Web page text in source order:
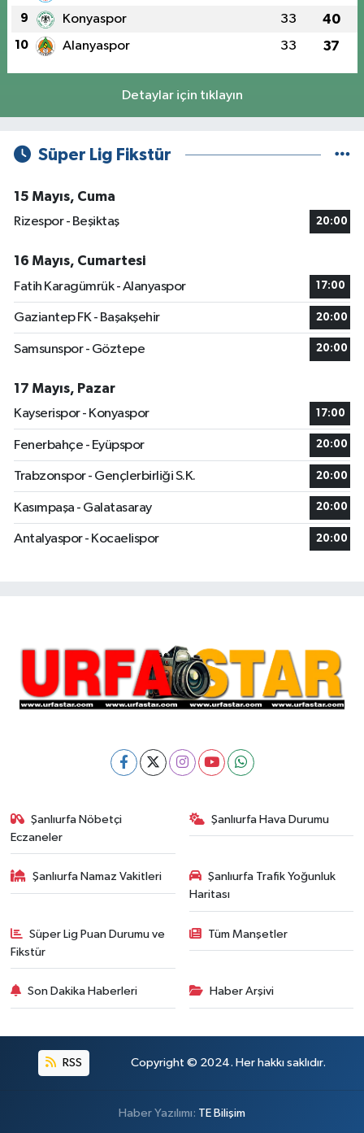
9 Konyaspor 33 40
10 Alanyaspor 33 37
Detaylar için tıklayın
Süper Lig Fikstür
15 Mayıs, Cuma
Rizespor - Beşiktaş
20:00
16 Mayıs, Cumartesi
Fatih Karagümrük - Alanyaspor
17:00
Gaziantep FK - Başakşehir 20:00
Samsunspor - Göztepe 20:00
17 Mayıs, Pazar
Kayserispor - Konyaspor
17:00
Fenerbahçe - Eyüpspor 20:00
Trabzonspor - Gençlerbirliği S.K. 20:00
Kasımpaşa - Galatasaray 20:00
Antalyaspor - Kocaelispor 20:00
Şanlıurfa Nöbetçi
Eczaneler
Şanlıurfa Hava Durumu
Şanlıurfa Namaz Vakitleri
Şanlıurfa Trafik Yoğunluk
Haritası
Süper Lig Puan Durumu ve
Fikstür
Tüm Manşetler
Son Dakika Haberleri Haber Arşivi
RSS Copyright © 2024. Her hakkı saklıdır.
Haber Yazılımı: TE Bilişim